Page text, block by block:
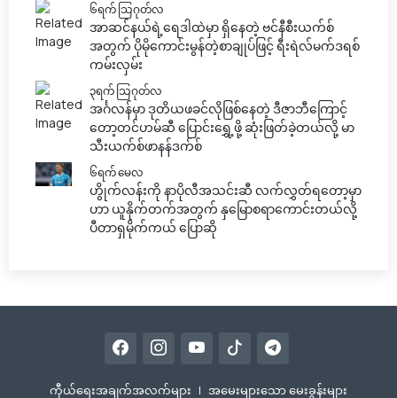
၆ရက် သြဂုတ်လ
အာဆင်နယ်ရဲ့ရေဒါထဲမှာ ရှိနေတဲ့ ဗင်နီစီးယက်စ်
အတွက် ပိုမိုကောင်းမွန်တဲ့စာချုပ်ဖြင့် ရီးရဲလ်မက်ဒရစ်
ကမ်းလှမ်း
၃ရက် သြဂုတ်လ
အင်္ဂလန်မှာ ဒုတိယဖခင်လိုဖြစ်နေတဲ့ ဒီဇာဘီကြောင့်
တော့တင်ဟမ်ဆီ ပြောင်းရွှေ့ဖို့ ဆုံးဖြတ်ခဲ့တယ်လို့ မာ
သီးယက်စ်ဖာနန်ဒက်စ်
၆ရက် မေလ
ဟွိုက်လန်းကို နာပိုလီအသင်းဆီ လက်လွှတ်ရတော့မှာ
ဟာ ယူနိုက်တက်အတွက် နှမြောစရာကောင်းတယ်လို့
ပီတာရှမိုက်ကယ် ပြောဆို
ကီုယ်ရေးအချက်အလက်များ | အမေးများသော မေးခွန်းများ